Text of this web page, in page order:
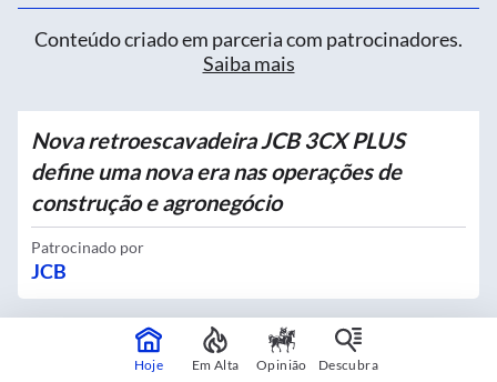
Conteúdo criado em parceria com patrocinadores.
Saiba mais
Nova retroescavadeira JCB 3CX PLUS
define uma nova era nas operações de
construção e agronegócio
Patrocinado por
JCB
Quatro novos Bosques Urbanos recebem
Hoje Em Alta Opinião Descubra